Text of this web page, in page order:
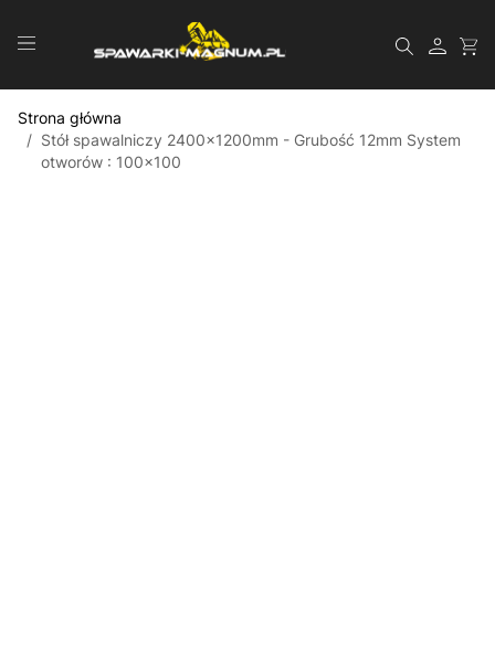
Szukaj
Strona główna
/ Stół spawalniczy 2400x1200mm - Grubość 12mm System
otworów : 100x100